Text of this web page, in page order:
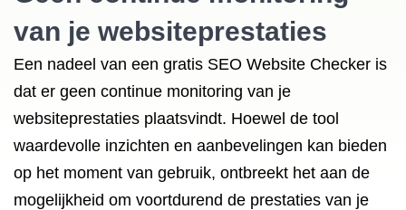
van je websiteprestaties
Een nadeel van een gratis SEO Website Checker is
dat er geen continue monitoring van je
websiteprestaties plaatsvindt. Hoewel de tool
waardevolle inzichten en aanbevelingen kan bieden
op het moment van gebruik, ontbreekt het aan de
mogelijkheid om voortdurend de prestaties van je